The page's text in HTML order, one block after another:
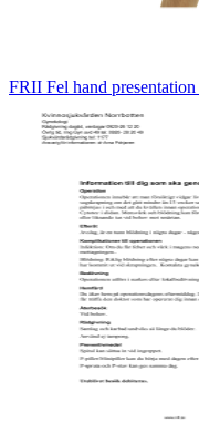
FRII Fel hand